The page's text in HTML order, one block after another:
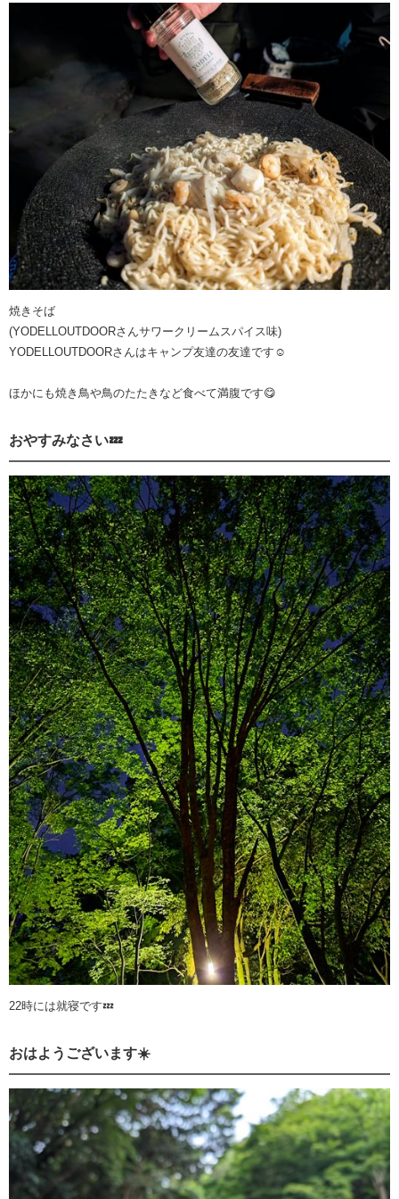
焼きそば
(YODELLOUTDOORさんサワークリームスパイス味)
YODELLOUTDOORさんはキャンプ友達の友達です☺️
ほかにも焼き鳥や鳥のたたきなど食べて満腹です😋
おやすみなさい💤
22時には就寝です💤
おはようございます☀️